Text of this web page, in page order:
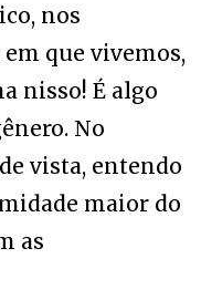
nos
que vivemos,
nisso! É algo
No
vista, entendo
maior do
as